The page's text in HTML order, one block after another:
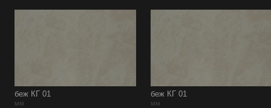
беж КГ 01
мм
беж КГ 01
мм